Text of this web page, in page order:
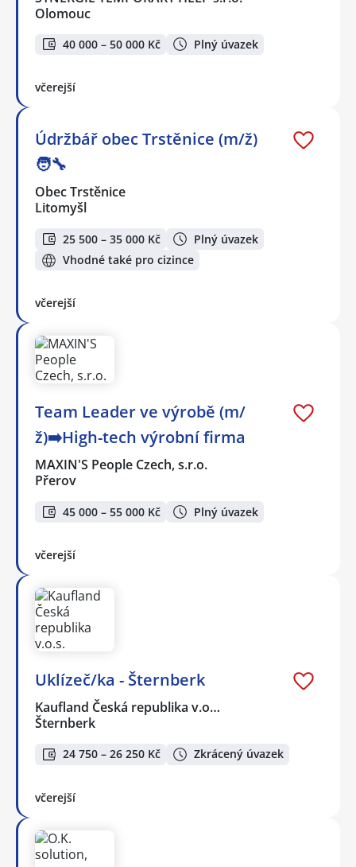
Olomouc
40 000 – 50 000 Kč Plný úvazek
včerejší
Údržbář obec Trstěnice (m/ž)
🧑‍🔧
Obec Trstěnice
Litomyšl
25 500 – 35 000 Kč
Plný úvazek
Vhodné také pro cizince
včerejší
Team Leader ve výrobě (m/
ž)➡️High-tech výrobní firma
MAXIN'S People Czech, s.r.o.
Přerov
45 000 – 55 000 Kč Plný úvazek
včerejší
Uklízeč/ka - Šternberk
Kaufland Česká republika v.o…
Šternberk
24 750 – 26 250 Kč Zkrácený úvazek
včerejší